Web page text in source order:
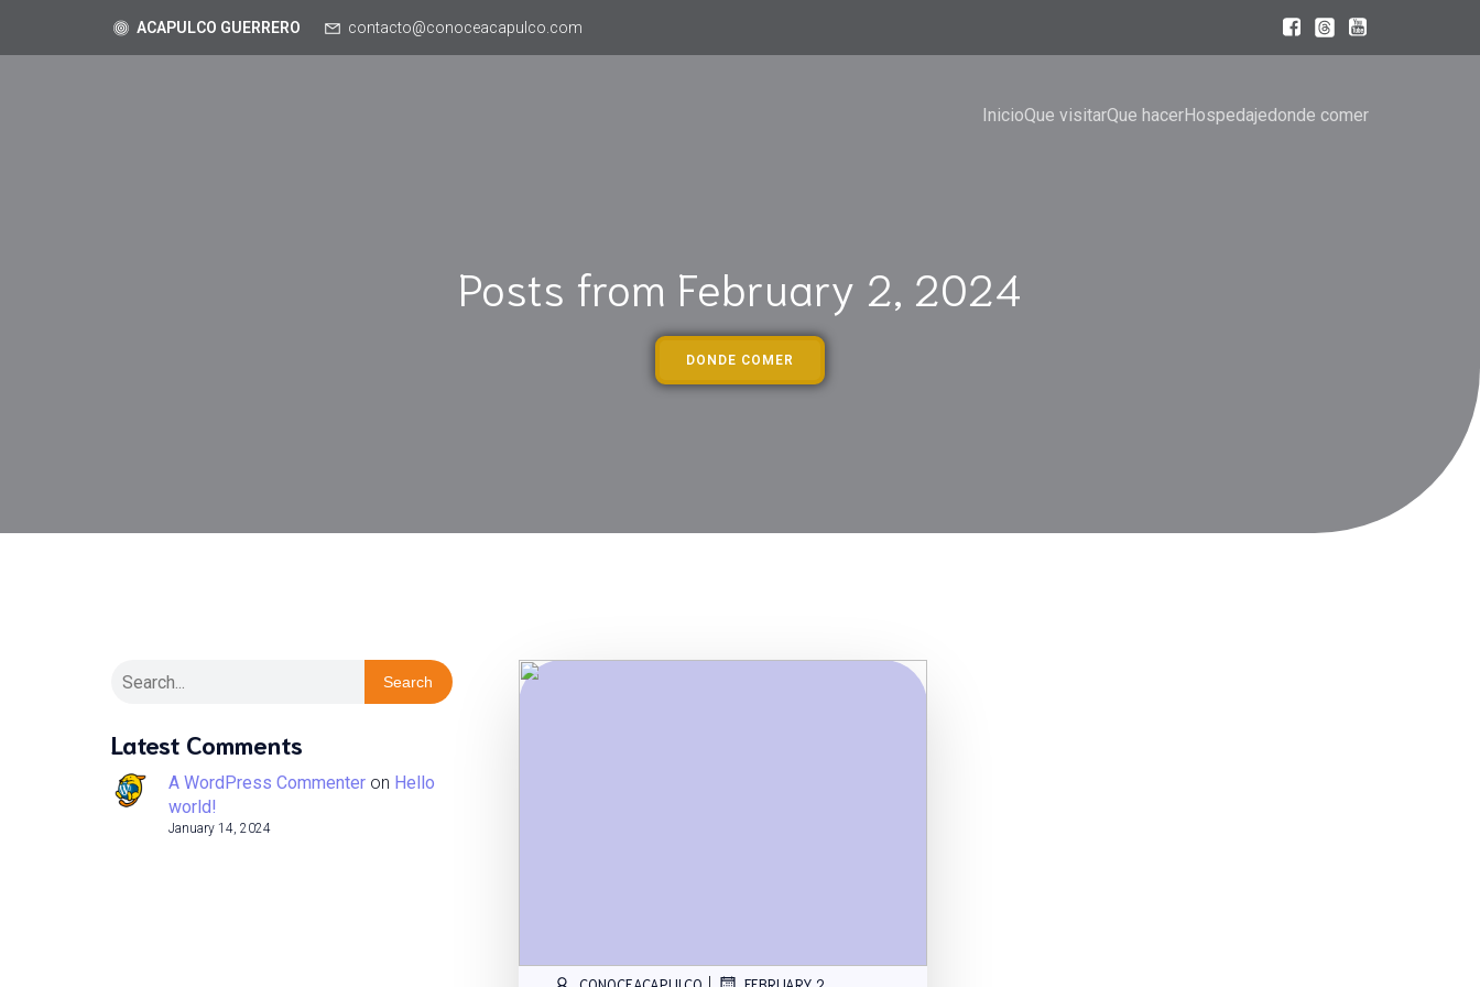
ACAPULCO GUERRERO contacto@conoceacapulco.com
InicioQue visitarQue hacerHospedajedonde comer
Posts from February 2, 2024
DONDE COMER
Search
Latest Comments
A WordPress Commenter on Hello
world!
January 14, 2024